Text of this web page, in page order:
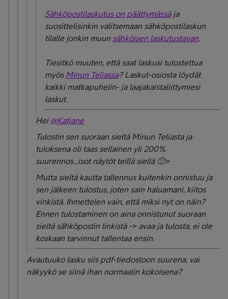
Sähköpostilaskutus on päättymässäja
suosittelisinkinvalitsemaan sähköpostilaskun
tilalle jonkin muun sähköisen laskutustavan.
Tiesitkö muuten, että saat laskusi tulostettua
myös Minun Teliassa? Laskut-osiosta löydät
kaikki matkapuhelin- ja laajakaistaliittymiesi
laskut.
Hei@Katjane
Tulostin sen suoraan sieltä Minun Teliasta ja
tuloksena oli taas sellainen yli 200%
suurennos...isot näytöt teillä siellä 🙂>
Mutta sieltä kautta tallennus kuitenkin onnistuu ja
sen jälkeen tulostus, joten sain haluamani, kiitos
vinkistä. Ihmettelen vain, että miksi nyt on näin?
Ennen tulostaminen on aina onnistunut suoraan
sieltä sähköpostin linkistä -> avaa ja tulosta, ei ole
koskaan tarvinnut tallentaa ensin.
Avautuuko lasku siis pdf-tiedostoon suurena, vai
näkyykö se siinä ihan normaalin kokoisena?